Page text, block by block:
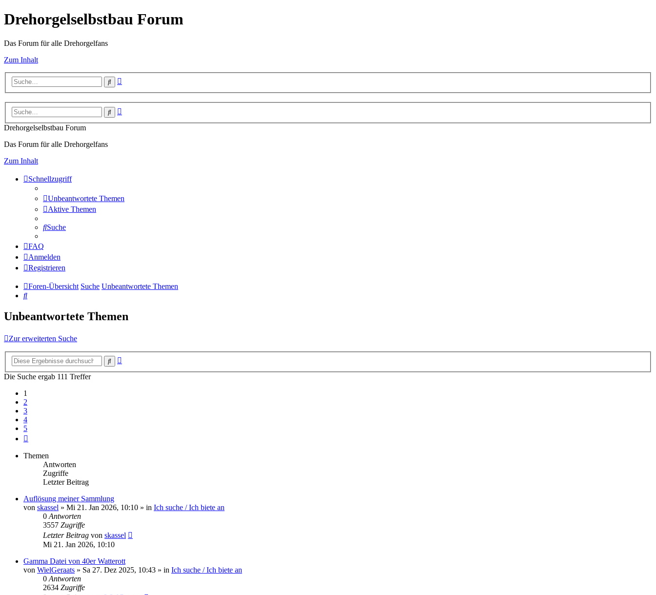
Drehorgelselbstbau Forum
Das Forum für alle Drehorgelfans
Zum Inhalt
Suche
Suche
Drehorgelselbstbau Forum
Das Forum für alle Drehorgelfans
Zum Inhalt
Schnellzugriff
Unbeantwortete Themen
Aktive Themen
Suche
FAQ
Anmelden
Registrieren
Foren-Übersicht Suche Unbeantwortete Themen
Suche
Unbeantwortete Themen
Zur erweiterten Suche
Suche
Die Suche ergab 111 Treffer
1
2
3
4
5
Themen
Antworten
Zugriffe
Letzter Beitrag
Auflösung meiner Sammlung
von skassel » Mi 21. Jan 2026, 10:10 » in Ich suche / Ich biete an
0Antworten
3557 Zugriffe
Letzter Beitrag von skassel
Mi 21. Jan 2026, 10:10
Gamma Datei von 40er Watterott
von WielGeraats » Sa 27. Dez 2025, 10:43 » in Ich suche / Ich biete an
0Antworten
2634 Zugriffe